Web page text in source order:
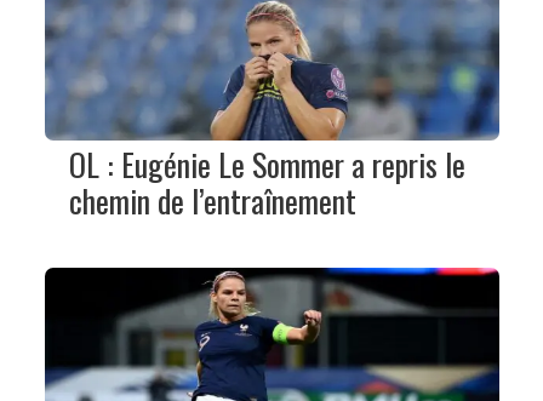
OL : Eugénie Le Sommer a repris le
chemin de l’entraînement